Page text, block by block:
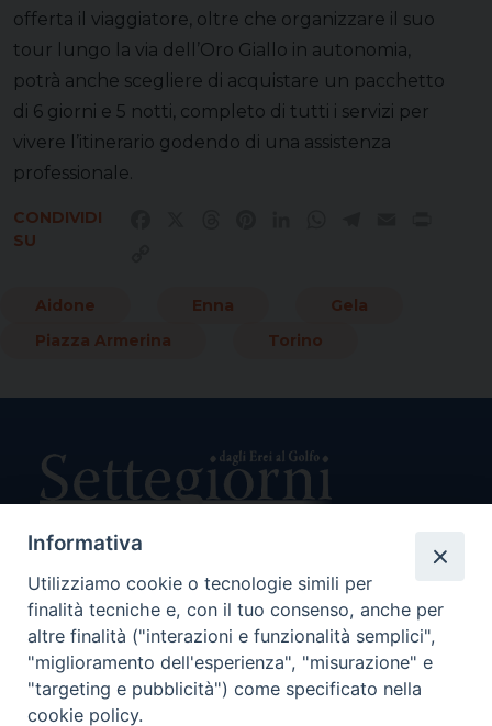
offerta il viaggiatore, oltre che organizzare il suo
tour lungo la via dell’Oro Giallo in autonomia,
potrà anche scegliere di acquistare un pacchetto
di 6 giorni e 5 notti, completo di tutti i servizi per
vivere l’itinerario godendo di una assistenza
professionale.
CONDIVIDI
SU
Aidone Enna
Gela
Piazza Armerina
Torino
Direttore Responsabile Giuseppe Rabita
Direttore Amministrativo Salvatore Bruno
Editore e Proprietà Opera di Religione della Diocesi di Piazza
Armerina,
Via Cammarata, 21 – Piazza Armerina
P. I. 01121870867
Informativa
Utilizziamo cookie o tecnologie simili per
finalità tecniche e, con il tuo consenso, anche per
altre finalità ("interazioni e funzionalità semplici",
"miglioramento dell'esperienza", "misurazione" e
"targeting e pubblicità") come specificato nella
cookie policy.